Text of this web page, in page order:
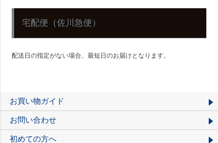
宅配便（佐川急便）
配送日の指定がない場合、最短日のお届けとなります。
お買い物ガイド
お問い合わせ
初めての方へ